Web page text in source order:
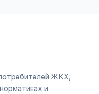
ЖКХ,
и